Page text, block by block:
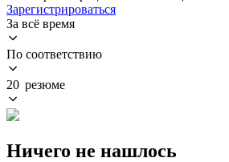
Зарегистрироваться
За всё время
По соответствию
20 резюме
Ничего не нашлось